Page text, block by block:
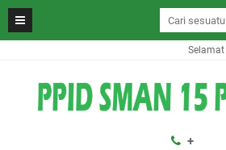
Selamat
+